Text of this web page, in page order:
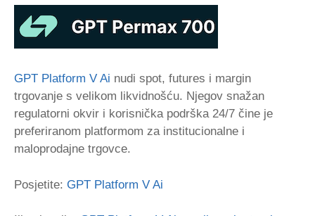
GPT Platform V Ai nudi spot, futures i margin
trgovanje s velikom likvidnošću. Njegov snažan
regulatorni okvir i korisnička podrška 24/7 čine je
preferiranom platformom za institucionalne i
maloprodajne trgovce.
Posjetite: GPT Platform V Ai